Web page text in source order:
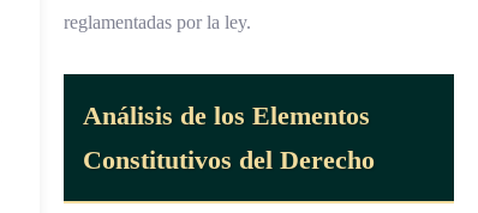
reglamentadas por la ley.
Análisis de los Elementos
Constitutivos del Derecho